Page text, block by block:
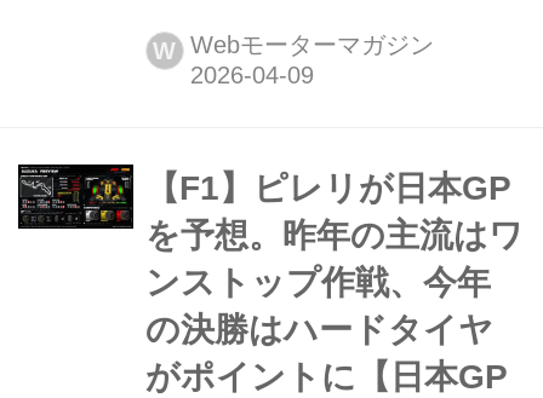
権(WRC)第4戦ラリー・クロアチアが
アドリア海に面する「リエカ」を基点
熱のケニア、そして温暖なクロアチア
のターマックと、ここ2戦とはまった
く条件...
W Webモーターマガジン
【F1】ピレリが日本GP
を予想。昨年の主流はワ
ンストップ作戦、今年
の決勝はハードタイヤ
がポイントに【日本GP